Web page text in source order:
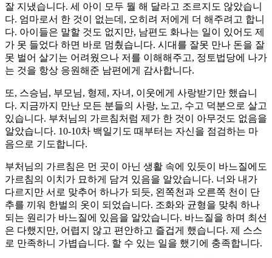
잘 지냈습니다. 세 아이 모두 뭘 해 달라고 조르지도 않았습니
다. 엄마로서 한 것이 없는데, 오히려 저에게 더 해주려고 합니
다. 아이들은 말할 것도 없지만, 남편도 화나는 일이 있어도 제
가 못 들었다 하면 바로 멈췄습니다. 시대를 잘못 만나 돈을 잘
못 벌어 살기는 어려웠으나 저를 이해해주고, 정토법당에 나가
는 것을 항상 응원해준 남편에게 감사합니다.
또, 스승님, 부모님, 형제, 자녀, 이웃에게 사랑받기만 했습니
다. 지금까지 만난 모든 분들의 사랑, 노고, 수고 덕분으로 살고
있습니다. 부처님의 가르침처럼 제가 한 것이 아무것도 없음을
알았습니다. 10-10차 백일기도 때부터는 자신을 점검하는 마
음으로 기도합니다.
부처님의 가르침은 먼 곳이 아닌 생활 속에 있듯이 바느질에도
가르침의 이치가 묘하게 담겨 있음을 알았습니다. 너와 내가
다르지만 서로 맞추어 하나가 되듯, 왼쪽천과 오른쪽 천이 단
추를 끼워 한벌의 옷이 되었습니다. 조화와 균형을 맞춰 하나
되는 원리가 바느질에 있음을 알았습니다. 바느질을 하며 최선
은 다했지만, 어렵지 않고 편안하고 즐겁게 했습니다. 제 스스
로 만족하니 가볍습니다. 할 수 있는 일을 했기에 충족합니다.